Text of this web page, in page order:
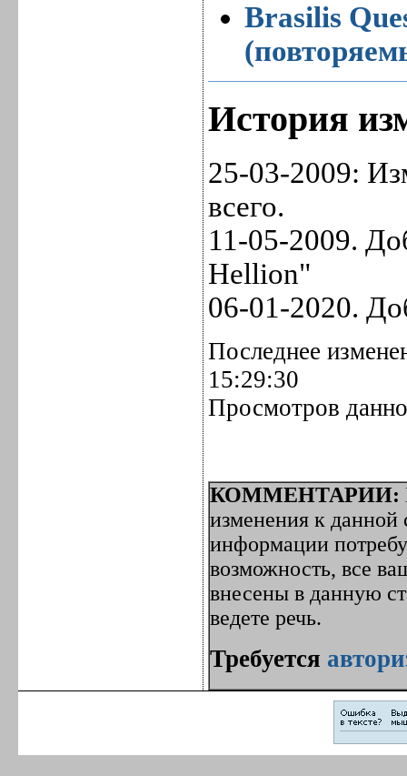
Brasilis
История
25-03-2009:
всего.
11-05-2009.
Hellion"
06-01-2020.
Последнее
15:29:30
Просмотров
КОММЕНТАРИИ:
изменения к данной
информации
возможность, все
внесены в данную
ведете речь.
Требуется